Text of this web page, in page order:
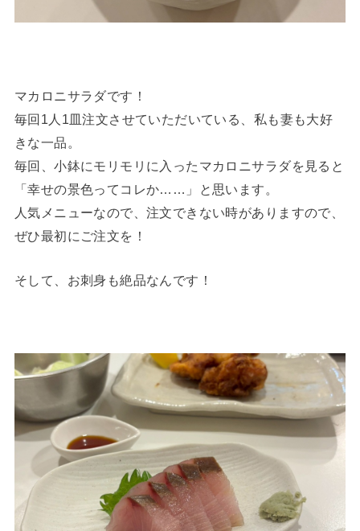
マカロニサラダです！
毎回1人1皿注文させていただいている、私も妻も大好
きな一品。
毎回、小鉢にモリモリに入ったマカロニサラダを見ると
「幸せの景色ってコレか……」と思います。
人気メニューなので、注文できない時がありますので、
ぜひ最初にご注文を！
そして、お刺身も絶品なんです！